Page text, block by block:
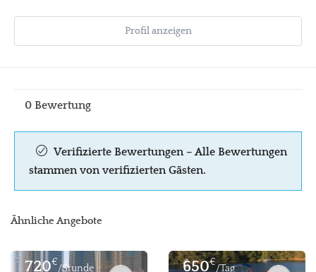
Profil anzeigen
0 Bewertung
Verifizierte Bewertungen – Alle Bewertungen
stammen von verifizierten Gästen.
Ähnliche Angebote
720€
/Stunde 650€
/Tag